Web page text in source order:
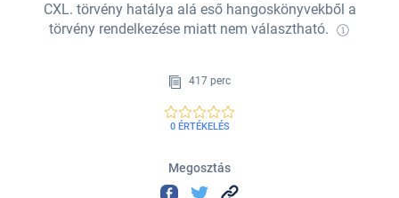
CXL. törvény hatálya alá eső hangoskönyvekből a
törvény rendelkezése miatt nem választható.
417 perc
0 ÉRTÉKELÉS
Megosztás